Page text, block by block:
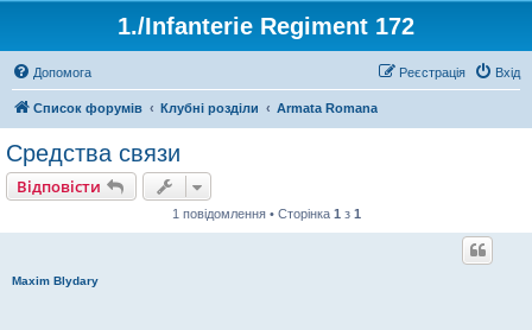
1./Infanterie Regiment 172
Допомога Вхід
Реєстрація
Список форумів Клубні розділи Armata Romana
Средства связи
Відповісти
1 повідомлення • Сторінка 1 з 1
Maxim Blydary